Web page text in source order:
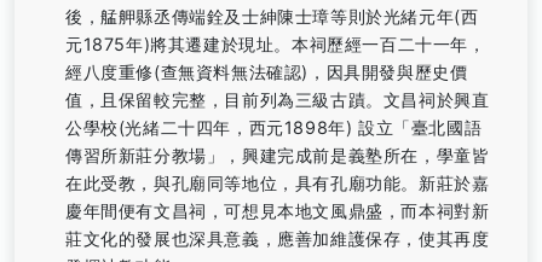
後，艋舺縣丞傳端銓及士紳陳士璋等則於光緒元年(西
元1875年)將其遷建於現址。本祠歷經一百二十一年，
經八度重修(查無資料無法確認)，因具開發與歷史價
值，且保留較完整，目前列為三級古蹟。文昌祠於興直
公學校(光緒二十四年，西元1898年) 設立「臺北國語
傳習所新莊分教場」，興建完成前是義塾所在，學童皆
在此受教，與孔廟同等地位，具有孔廟功能。新莊於嘉
慶年間便有文昌祠，可想見本地文風鼎盛，而本祠對新
莊文化的發展也深具意義，應善加維護保存，使其再度